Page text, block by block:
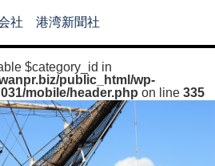
社 港湾新聞社
$category_id in
public_html/wp-
mobile/header.php on line 335